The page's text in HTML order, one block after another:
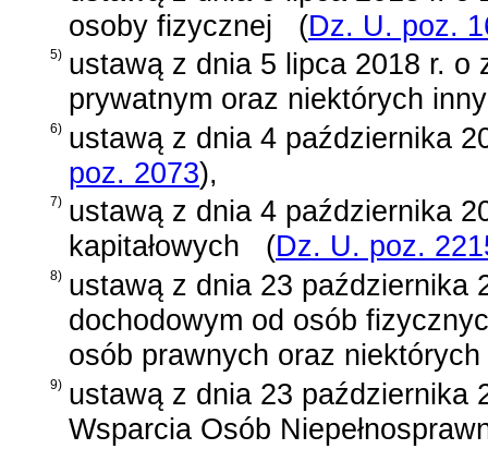
osoby fizycznej
(Dz. U. poz.
5) ustawą z dnia 5 lipca 2018 r. o
prywatnym oraz niektórych
6) ustawą z dnia 4 października
poz. 2073),
7) ustawą z dnia 4 października
kapitałowych
(Dz. U. poz.
8) ustawą z dnia 23 października
dochodowym od osób
osób prawnych oraz
9) ustawą z dnia 23 października
Wsparcia Osób